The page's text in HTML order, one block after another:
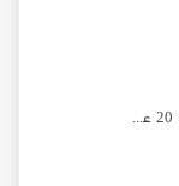
قرص آرام بخش سگ و گربه بیفار بسته 20 عددی